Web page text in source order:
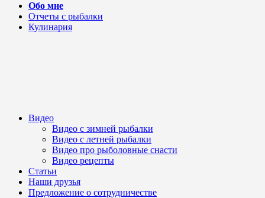
Обо мне
Отчеты с рыбалки
Кулинария
Видео
Видео с зимней рыбалки
Видео с летней рыбалки
Видео про рыболовные снасти
Видео рецепты
Статьи
Наши друзья
Предложение о сотрудничестве